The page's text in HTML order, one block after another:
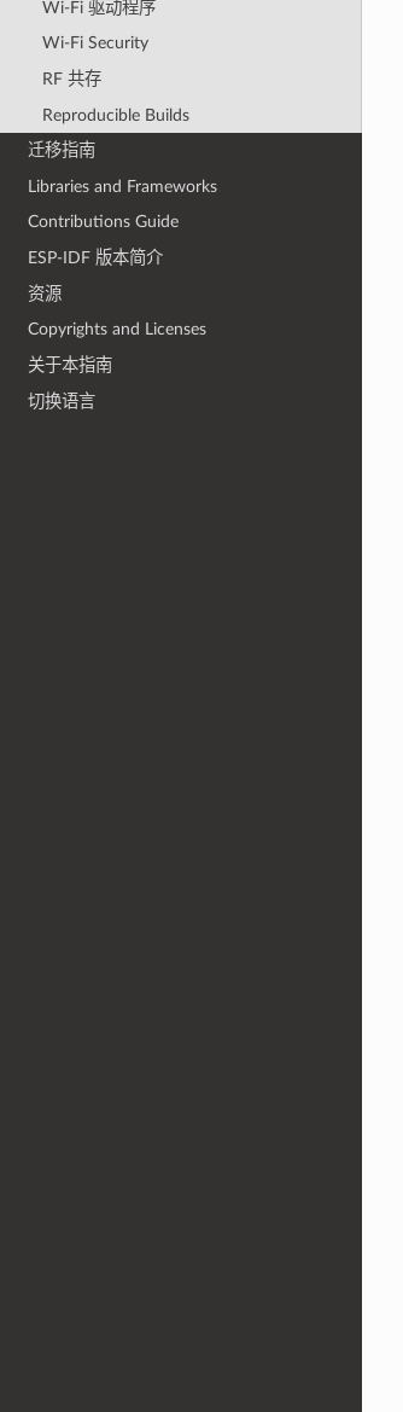
Wi-Fi 驱动程序
Wi-Fi Security
RF 共存
Reproducible Builds
迁移指南
Libraries and Frameworks
Contributions Guide
ESP-IDF 版本简介
资源
Copyrights and Licenses
关于本指南
切换语言